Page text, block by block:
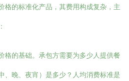
格的标准化产品，其费用构成复杂，主
格的基础。承包方需要为多少人提供餐
、晚、夜宵）是多少？人均消费标准是